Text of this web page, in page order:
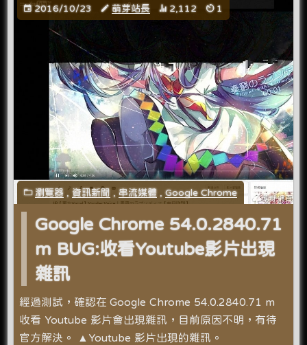
2016/10/23 萌芽站長 2,112 1
瀏覽器 ,資訊新聞 ,串流媒體 ,Google Chrome
Google Chrome 54.0.2840.71
m BUG:收看Youtube影片出現
雜訊
經過測試，確認在 Google Chrome 54.0.2840.71 m
收看 Youtube 影片會出現雜訊，目前原因不明，有待
官方解決。 ▲Youtube 影片出現的雜訊。